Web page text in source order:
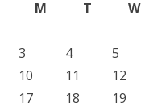
M
T W
3
4 5
10
11 12
17
18 19